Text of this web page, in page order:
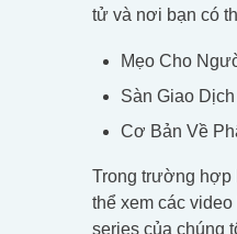
tử và nơi bạn có
Mẹo Cho
Sàn Giao
Cơ Bản Về
Trong trường hợp
thể xem các
series của chúng